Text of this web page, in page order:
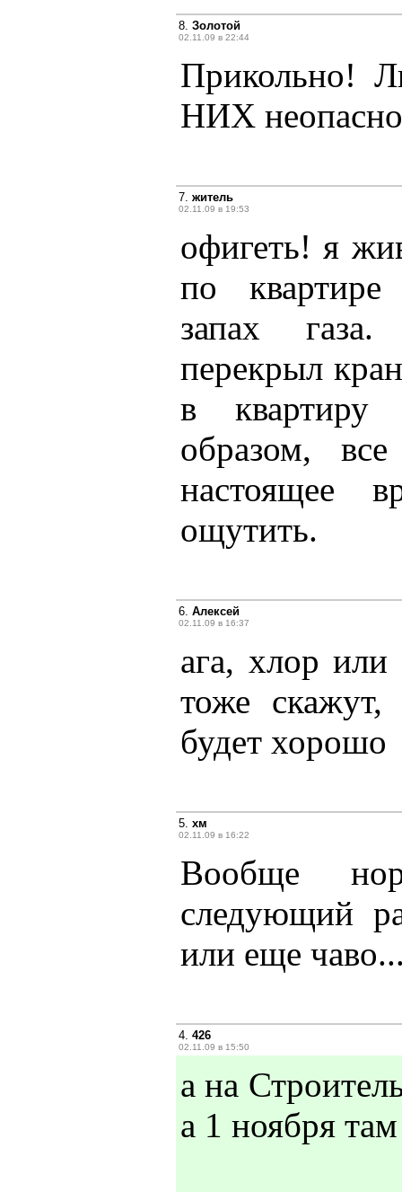
8. Золотой
02.11.09 в 22:44
Прикольно!
НИХ
7. житель
02.11.09 в 19:53
офигеть! я
по квартире
запах
перекрыл
в квартиру
образом,
настоящее
ощутить.
6. Алексей
02.11.09 в 16:37
ага, хлор
тоже
будет хорошо
5. хм
02.11.09 в 16:22
Вообще
следующий
или еще
4. 426
02.11.09 в 15:50
а на
а 1 ноября